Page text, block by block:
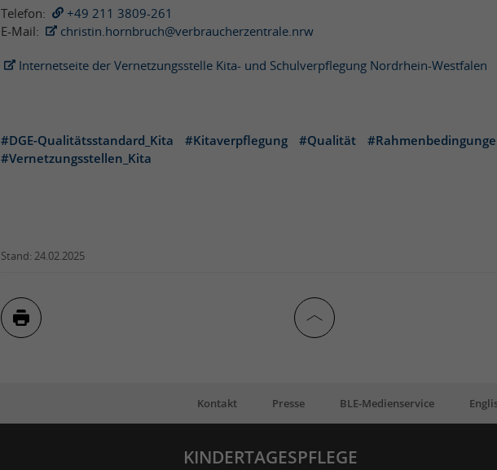
Telefon:
+49 211 3809-261
E-Mail:
christin.hornbruch@verbraucherzentrale.nrw
Internetseite der Vernetzungsstelle Kita- und Schulverpflegung Nordrhein-Westfalen
#DGE-Qualitätsstandard_Kita #Kitaverpflegung #Qualität
#Vernetzungsstellen_Kita
Stand: 24.02.2025
Kontakt Presse BLE-Medienservice
KINDERTAGESPFLEGE